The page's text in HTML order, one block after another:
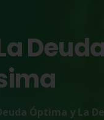
Óptima y La